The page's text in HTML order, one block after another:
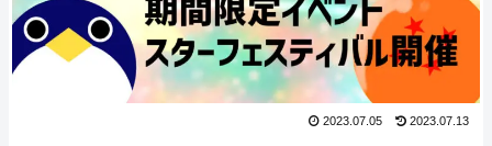
2023.07.05 2023.07.13